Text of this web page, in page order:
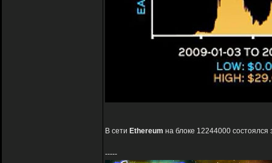
В сети Ethereum на блоке 12244000
-----